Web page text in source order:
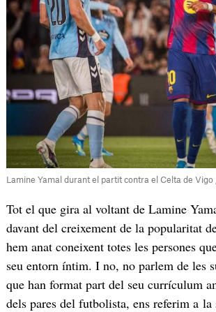
Lamine Yamal durant el partit contra el Celta de
Tot el que gira al voltant de Lamine
davant del creixement de la popularitat
hem anat coneixent totes les persones
seu entorn íntim. I no, no parlem de les
que han format part del seu currículum
dels pares del futbolista, ens referim a la